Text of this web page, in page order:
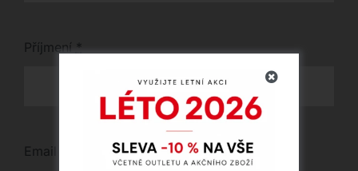
Příjmení *
Email